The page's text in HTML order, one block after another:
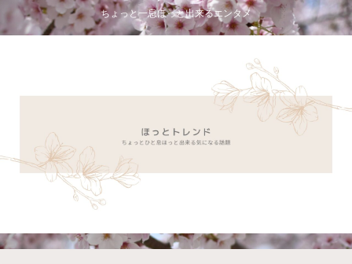
ちょっと一息ほっと出来るエンタメ